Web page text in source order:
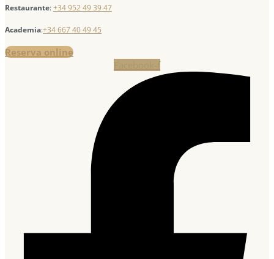
Restaurante:+34 952 49 39 47
Academia:+34 667 40 49 45
Reserva online